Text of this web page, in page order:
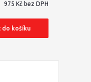
975 Kč bez DPH
do košíku